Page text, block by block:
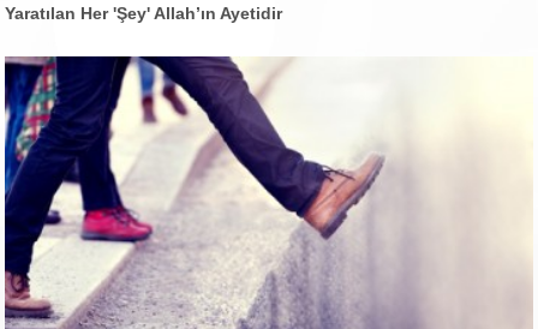
Yaratılan Her 'Şey' Allah’ın Ayetidir